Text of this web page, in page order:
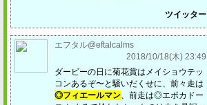
ツイッター
エフタル@eftalcalms
2018/10/18(木) 23:49
ダービーの日に菊花賞はメイショウテッ
コンあるぞ〜と騒いだくせに、前々走は
◎フィエールマン、前走は◎エポカドー